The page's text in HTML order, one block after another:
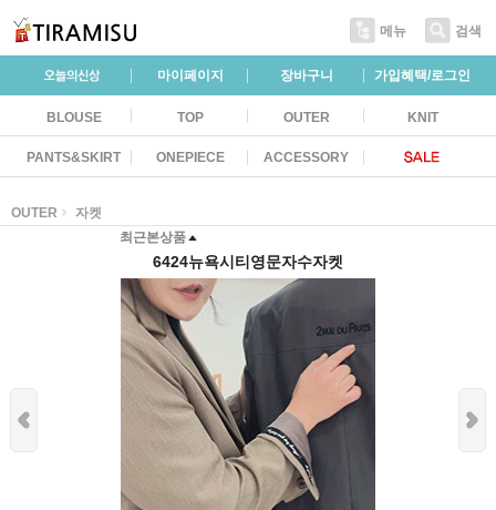
메뉴 검색
마이페이지 장바구니 가입혜택/로그인
BLOUSE TOP OUTER KNIT
PANTS&SKIRT ONEPIECE ACCESSORY
OUTER
자켓
최근본상품
6424뉴욕시티영문자수자켓